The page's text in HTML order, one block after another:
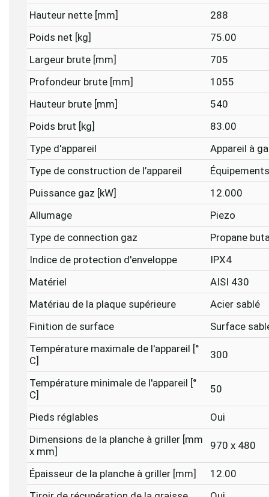
Hauteur nette [mm]
288
Poids net [kg]
75.00
Largeur brute [mm]
705
Profondeur brute [mm]
1055
Hauteur brute [mm]
540
Poids brut [kg]
83.00
Type d'appareil
Appareil à
Type de construction de l’appareil
Puissance gaz [kW]
12.000
Allumage
Piezo
Type de connection gaz
Propane
Indice de protection d'enveloppe
IPX4
Matériel
AISI 430
Matériau de la plaque supérieure
Acier sablé
Finition de surface
Surface
Température maximale de l'appareil [°
C]
300
Température minimale de l'appareil [°
C]
50
Pieds réglables
Oui
Dimensions de la planche à griller [mm
x mm]
970 x 480
Épaisseur de la planche à griller [mm]
12.00